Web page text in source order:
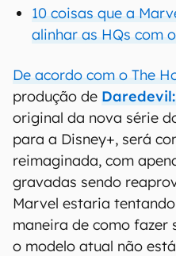
10 coisas que a
alinhar as HQs com
De acordo com o The
produção de
original da nova série
para a Disney+, será
reimaginada, com
gravadas sendo
Marvel estaria
maneira de como fazer
o modelo atual não